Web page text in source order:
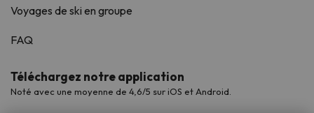
Voyages de ski en groupe
FAQ
Téléchargez notre application
Noté avec une moyenne de 4,6/5 sur iOS et Android.